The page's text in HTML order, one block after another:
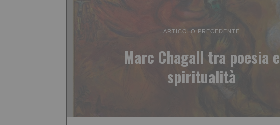
ARTICOLO PRECEDENTE
Marc Chagall tra poesia e
spiritualità